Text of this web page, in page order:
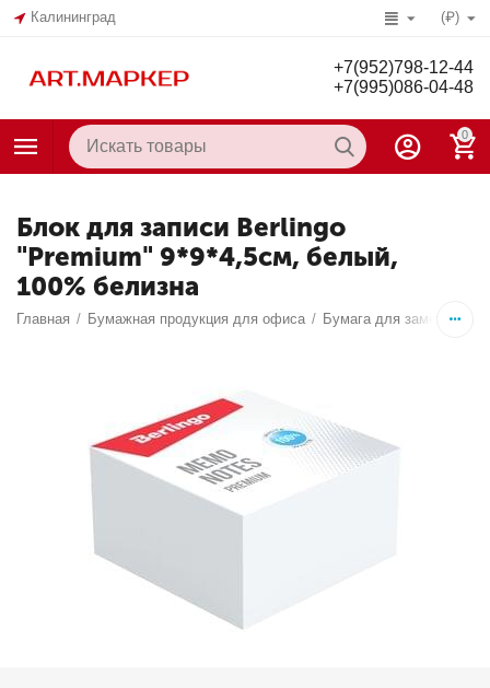
Калининград (₽)
+7(952)798-12-44
+7(995)086-04-48
0
Блок для записи Berlingo
"Premium" 9*9*4,5см, белый,
100% белизна
Главная / Бумажная продукция для офиса / Бумага для заметок,